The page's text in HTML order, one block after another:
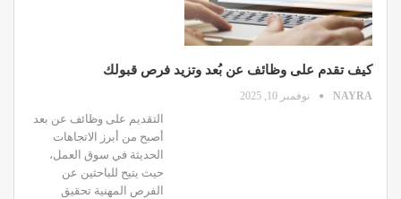
كيف تقدم على وظائف عن بُعد وتزيد فرص قبولك
NAYRA نوفمبر 10, 2025
التقديم على وظائف عن بعد
أصبح من أبرز الاتجاهات
الحديثة في سوق العمل،
حيث يتيح للباحثين عن
الفرص المهنية تحقيق